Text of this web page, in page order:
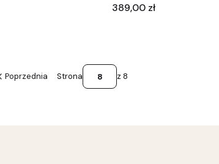
Cena
389,00 zł
strony z produktami
Poprzednia Strona z 8